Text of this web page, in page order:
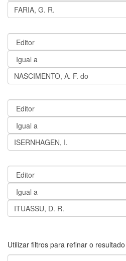
Utilizar filtros para refinar o